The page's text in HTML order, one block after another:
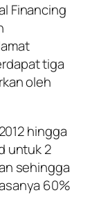
Financing
tiga
oleh
hingga
untuk 2
sehingga
60%